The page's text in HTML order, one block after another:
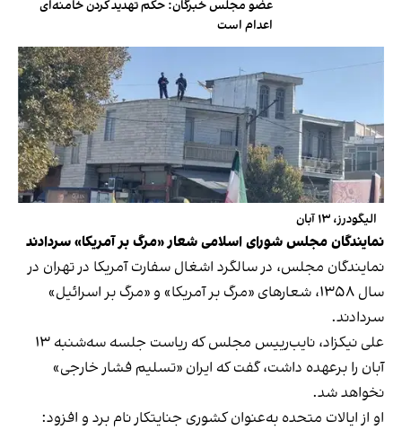
عضو مجلس خبرگان: حکم تهدید کردن خامنه‌ای
اعدام است
الیگودرز، ۱۳ آبان
نمایندگان مجلس شورای اسلامی شعار «مرگ بر آمریکا» سردادند
نمایندگان مجلس، در سالگرد اشغال سفارت آمریکا در تهران در
سال ۱۳۵۸، شعارهای «مرگ بر آمریکا» و «مرگ بر اسرائیل»
سردادند.
علی نیکزاد، نایب‌رییس مجلس که ریاست جلسه سه‌شنبه ۱۳
آبان را برعهده داشت، گفت که ایران «تسلیم فشار خارجی»
نخواهد شد.
او از ایالات متحده به‌عنوان کشوری جنایتکار نام برد و افزود: